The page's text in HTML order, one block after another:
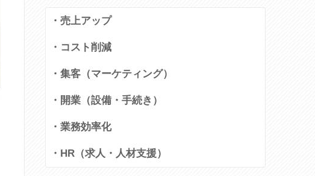
・売上アップ
・コスト削減
・集客（マーケティング）
・開業（設備・手続き）
・業務効率化
・HR（求人・人材支援）